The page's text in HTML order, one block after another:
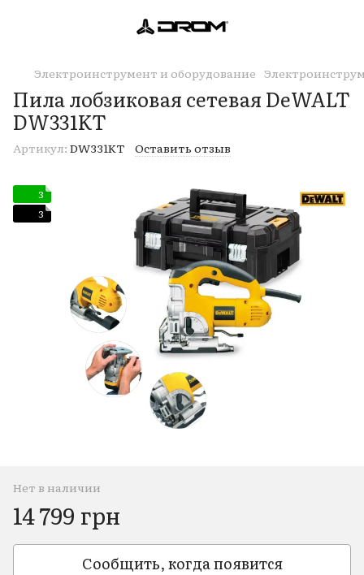
Электроинструмент и оборудование
Пила лобзиковая сетевая DeWALT
DW331KT
Артикул: DW331KT Оставить отзыв
3
3
Нет в наличии
14 799 грн
Сообщить, когда появится